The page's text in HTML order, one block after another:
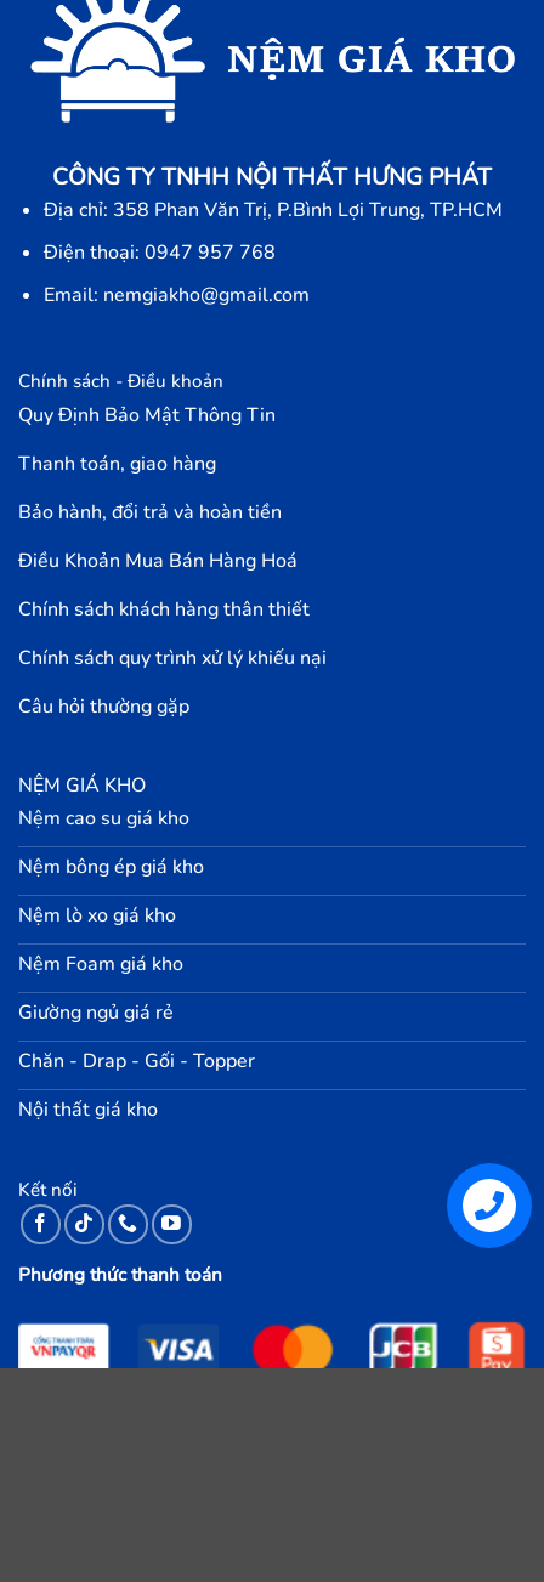
CÔNG TY TNHH NỘI THẤT HƯNG PHÁT
Địa chỉ: 358 Phan Văn Trị, P.Bình Lợi Trung, TP.HCM
Điện thoại: 0947 957 768
Email: nemgiakho@gmail.com
Chính sách - Điều khoản
Quy Định Bảo Mật Thông Tin
Thanh toán, giao hàng
Bảo hành, đổi trả và hoàn tiền
Điều Khoản Mua Bán Hàng Hoá
Chính sách khách hàng thân thiết
Chính sách quy trình xử lý khiếu nại
Câu hỏi thường gặp
NỆM GIÁ KHO
Nệm cao su giá kho
Nệm bông ép giá kho
Nệm lò xo giá kho
Nệm Foam giá kho
Giường ngủ giá rẻ
Chăn - Drap - Gối - Topper
Nội thất giá kho
Kết nối
Phương thức thanh toán